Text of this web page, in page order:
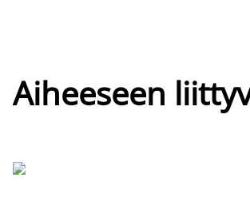
Aiheeseen